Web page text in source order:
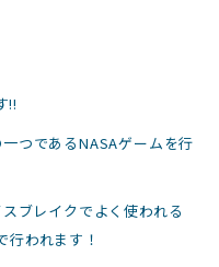
!!
つであるNASAゲームを行
ブレイクでよく使われる
われます！